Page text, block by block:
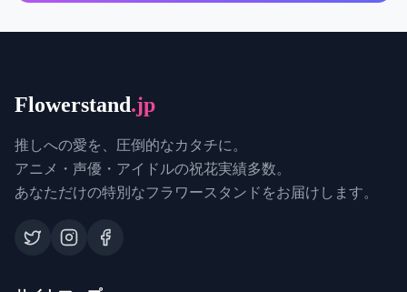
Flowerstand.jp
推しへの愛を、圧倒的なカタチに。
アニメ・声優・アイドルの祝花実績多数。
あなただけの特別なフラワースタンドをお届けします。